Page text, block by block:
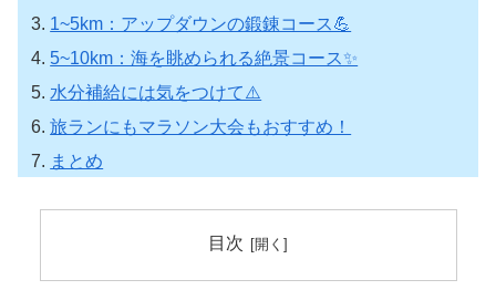
1~5km：アップダウンの鍛錬コース💪
5~10km：海を眺められる絶景コース✨
水分補給には気をつけて⚠️
旅ランにもマラソン大会もおすすめ！
まとめ
目次